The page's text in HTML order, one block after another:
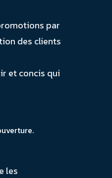
par
des clients
et concis qui
les